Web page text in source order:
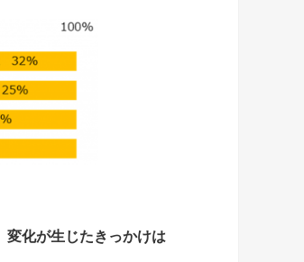
変化が生じたきっかけは